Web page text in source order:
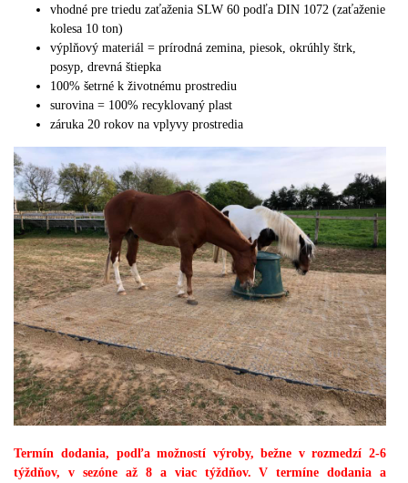
vhodné pre triedu zaťaženia SLW 60 podľa DIN 1072 (zaťaženie
kolesa 10 ton)
výplňový materiál = prírodná zemina, piesok, okrúhly štrk,
posyp, drevná štiepka
100% šetrné k životnému prostrediu
surovina = 100% recyklovaný plast
záruka 20 rokov na vplyvy prostredia
Termín dodania, podľa možností výroby, bežne v rozmedzí 2-6
týždňov, v sezóne až 8 a viac týždňov. V termíne dodania a